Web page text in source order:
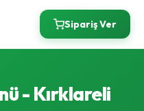
Sipariş Ver
- Kırklareli